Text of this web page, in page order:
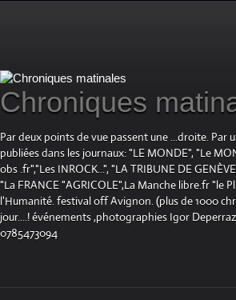
Chroniques
Par deux points de vue passent une ...droite.
publiées dans les journaux: "LE MONDE", "Le
obs .fr","Les INROCK...", "LA TRIBUNE DE
"La FRANCE "AGRICOLE",La Manche libre.fr "le
l'Humanité. festival off Avignon. (plus de 1000
jour....! événements ,photographies Igor
0785473094